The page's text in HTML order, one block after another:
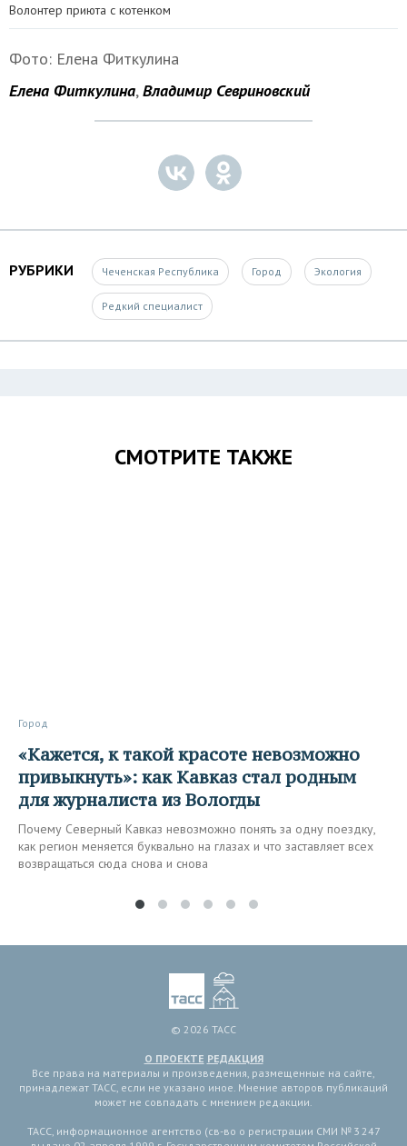
Волонтер приюта с котенком
Фото: Елена Фиткулина
Елена Фиткулина, Владимир Севриновский
РУБРИКИ Чеченская Республика Город Экология
Редкий специалист
СМОТРИТЕ ТАКЖЕ
Город
«Кажется, к такой красоте невозможно
привыкнуть»: как Кавказ стал родным
для журналиста из Вологды
Почему Северный Кавказ невозможно понять за одну поездку,
как регион меняется буквально на глазах и что заставляет всех
возвращаться сюда снова и снова
© 2026 ТАСС
О ПРОЕКТЕ РЕДАКЦИЯ
Все права на материалы и произведения, размещенные на сайте,
принадлежат ТАСС, если не указано иное. Мнение авторов публикаций
может не совпадать с мнением редакции.
ТАСС, информационное агентство (св-во о регистрации СМИ № 3 247